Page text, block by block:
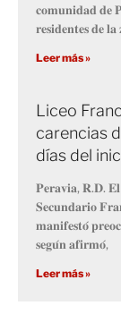
𝐜𝐨𝐦𝐮𝐧𝐢𝐝𝐚𝐝 𝐝𝐞
𝐫𝐞𝐬𝐢𝐝𝐞𝐧𝐭𝐞𝐬 𝐝𝐞
Leer más »
Liceo
carencias
días del
𝐏𝐞𝐫𝐚𝐯𝐢𝐚, 𝐑.𝐃.
𝐒𝐞𝐜𝐮𝐧𝐝𝐚𝐫𝐢𝐨
𝐦𝐚𝐧𝐢𝐟𝐞𝐬𝐭𝐨́
𝐬𝐞𝐠𝐮́𝐧 𝐚𝐟𝐢𝐫𝐦𝐨́,
Leer más »